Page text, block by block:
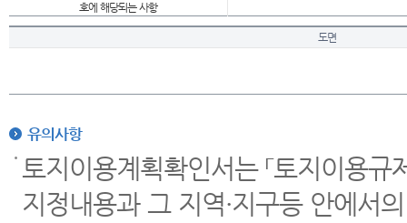
호에 해당되는 사항
도면
유의사항
토지이용계획확인서는 「토지이용
지정내용과 그 지역·지구등 안에서